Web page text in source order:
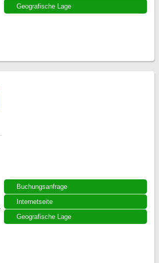
Geografische Lage
Buchungsanfrage
Internetseite
Geografische Lage